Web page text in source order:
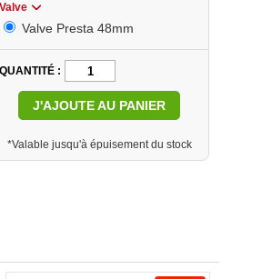
Valve
Valve Presta 48mm
QUANTITÉ
J'AJOUTE AU PANIER
*Valable jusqu'à épuisement du stock